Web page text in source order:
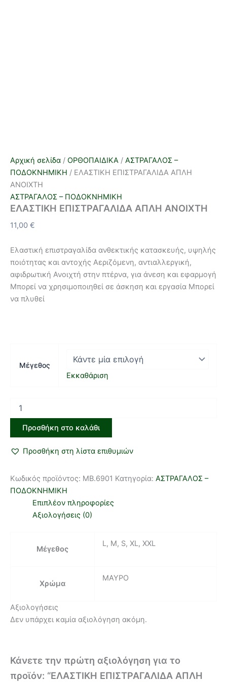
Αρχική σελίδα / ΟΡΘΟΠΑΙΔΙΚΑ / ΑΣΤΡΑΓΑΛΟΣ –
ΠΟΔΟΚΝΗΜΙΚΗ / ΕΛΑΣΤΙΚΗ ΕΠΙΣΤΡΑΓΑΛΙΔΑ ΑΠΛΗ
ΑΝΟΙΧΤΗ
ΑΣΤΡΑΓΑΛΟΣ – ΠΟΔΟΚΝΗΜΙΚΗ
ΕΛΑΣΤΙΚΗ ΕΠΙΣΤΡΑΓΑΛΙΔΑ ΑΠΛΗ ΑΝΟΙΧΤΗ
11,00 €
Ελαστική επιστραγαλίδα ανθεκτικής κατασκευής, υψηλής
ποιότητας και αντοχής Αεριζόµενη, αντιαλλεργική,
αφιδρωτική Ανοιχτή στην πτέρνα, για άνεση και εφαρµογή
Μπορεί να χρησιµοποιηθεί σε άσκηση και εργασία Μπορεί
να πλυθεί
Μέγεθος
Εκκαθάριση
Προσθήκη στο καλάθι
Προσθήκη στη λίστα επιθυμιών
Κωδικός προϊόντος: MB.6901 Κατηγορία: ΑΣΤΡΑΓΑΛΟΣ –
ΠΟΔΟΚΝΗΜΙΚΗ
Επιπλέον πληροφορίες
Αξιολογήσεις (0)
Μέγεθος
L, M, S, XL, XXL
Χρώμα
ΜΑΥΡΟ
Αξιολογήσεις
Δεν υπάρχει καμία αξιολόγηση ακόμη.
Κάνετε την πρώτη αξιολόγηση για το
προϊόν: “ΕΛΑΣΤΙΚΗ ΕΠΙΣΤΡΑΓΑΛΙΔΑ ΑΠΛΗ